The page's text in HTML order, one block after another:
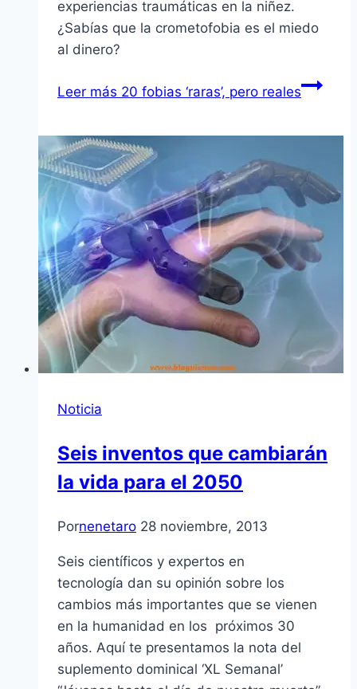
experiencias traumáticas en la niñez.
¿Sabí­as que la crometofobia es el miedo
al dinero?
Leer más 20 fobias ‘raras’, pero reales
Noticia
Seis inventos que cambiarán
la vida para el 2050
Pornenetaro 28 noviembre, 2013
Seis científicos y expertos en
tecnología dan su opinión sobre los
cambios más importantes que se vienen
en la humanidad en los próximos 30
años. Aquí te presentamos la nota del
suplemento dominical ‘XL Semanal’